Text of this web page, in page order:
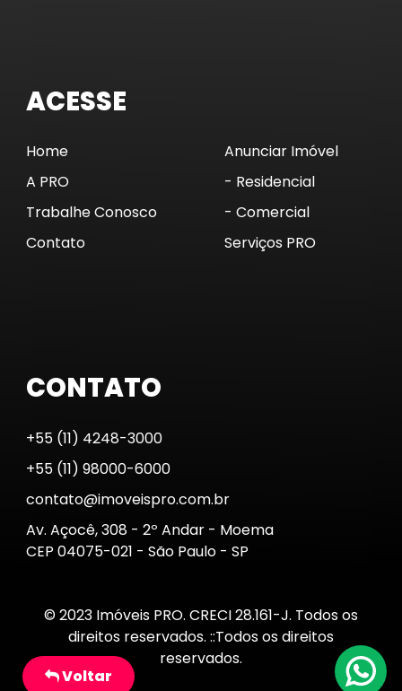
Voltar
ACESSE
Home
A PRO
Trabalhe Conosco
Contato
Anunciar Imóvel
- Residencial
- Comercial
Serviços PRO
CONTATO
+55 (11) 4248-3000
+55 (11) 98000-6000
contato@imoveispro.com.br
Av. Açocê, 308 - 2º Andar - Moema
CEP 04075-021 - São Paulo - SP
© 2023 Imóveis PRO. CRECI 28.161-J. Todos os
direitos reservados. ::Todos os direitos
reservados.